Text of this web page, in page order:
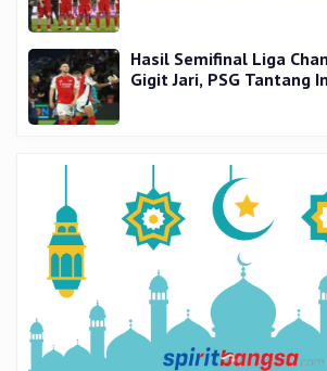
Hasil Semifinal Liga
Gigit Jari, PSG Tantang